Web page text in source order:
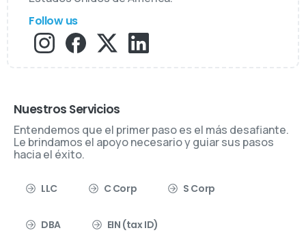
Follow us
Nuestros Servicios
Entendemos que el primer paso es el más desafiante.
Le brindamos el apoyo necesario y guiar sus pasos
hacia el éxito.
LLC C Corp S Corp
DBA EIN (tax ID)